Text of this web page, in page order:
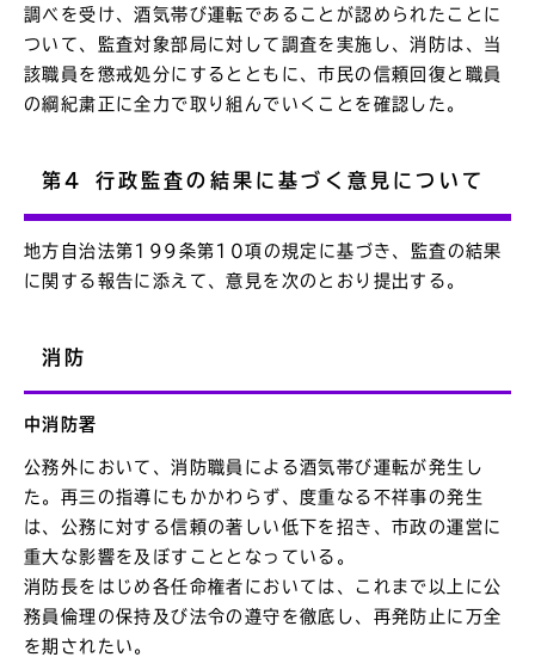
調べを受け、酒気帯び運転であることが認められたことに
ついて、監査対象部局に対して調査を実施し、消防は、当
該職員を懲戒処分にするとともに、市民の信頼回復と職員
の綱紀粛正に全力で取り組んでいくことを確認した。
第4 行政監査の結果に基づく意見について
地方自治法第199条第10項の規定に基づき、監査の結果
に関する報告に添えて、意見を次のとおり提出する。
消防
中消防署
公務外において、消防職員による酒気帯び運転が発生し
た。再三の指導にもかかわらず、度重なる不祥事の発生
は、公務に対する信頼の著しい低下を招き、市政の運営に
重大な影響を及ぼすこととなっている。
消防長をはじめ各任命権者においては、これまで以上に公
務員倫理の保持及び法令の遵守を徹底し、再発防止に万全
を期されたい。